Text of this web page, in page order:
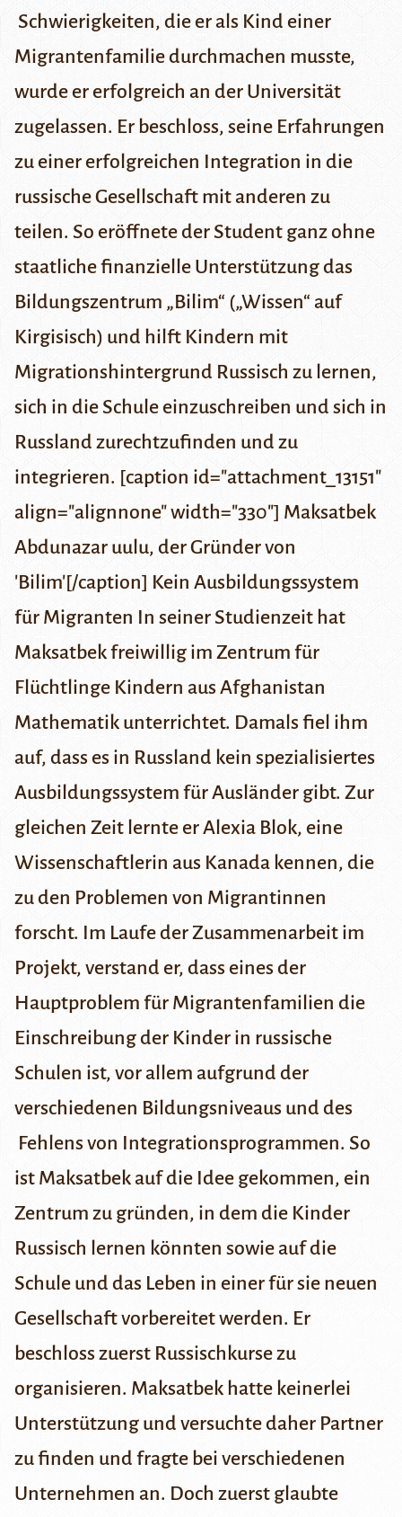
Schwierigkeiten, die er als Kind einer
Migrantenfamilie durchmachen musste,
wurde er erfolgreich an der Universität
zugelassen. Er beschloss, seine Erfahrungen
zu einer erfolgreichen Integration in die
russische Gesellschaft mit anderen zu
teilen. So eröffnete der Student ganz ohne
staatliche finanzielle Unterstützung das
Bildungszentrum „Bilim“ („Wissen“ auf
Kirgisisch) und hilft Kindern mit
Migrationshintergrund Russisch zu lernen,
sich in die Schule einzuschreiben und sich in
Russland zurechtzufinden und zu
integrieren. [caption id="attachment_13151"
align="alignnone" width="330"] Maksatbek
Abdunazar uulu, der Gründer von
'Bilim'[/caption] Kein Ausbildungssystem
für Migranten In seiner Studienzeit hat
Maksatbek freiwillig im Zentrum für
Flüchtlinge Kindern aus Afghanistan
Mathematik unterrichtet. Damals fiel ihm
auf, dass es in Russland kein spezialisiertes
Ausbildungssystem für Ausländer gibt. Zur
gleichen Zeit lernte er Alexia Blok, eine
Wissenschaftlerin aus Kanada kennen, die
zu den Problemen von Migrantinnen
forscht. Im Laufe der Zusammenarbeit im
Projekt, verstand er, dass eines der
Hauptproblem für Migrantenfamilien die
Einschreibung der Kinder in russische
Schulen ist, vor allem aufgrund der
verschiedenen Bildungsniveaus und des
Fehlens von Integrationsprogrammen. So
ist Maksatbek auf die Idee gekommen, ein
Zentrum zu gründen, in dem die Kinder
Russisch lernen könnten sowie auf die
Schule und das Leben in einer für sie neuen
Gesellschaft vorbereitet werden. Er
beschloss zuerst Russischkurse zu
organisieren. Maksatbek hatte keinerlei
Unterstützung und versuchte daher Partner
zu finden und fragte bei verschiedenen
Unternehmen an. Doch zuerst glaubte